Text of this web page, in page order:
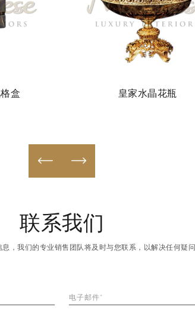
盒 皇家水晶花瓶
联系我们
，我们的专业销售团队将及时与您联系，以解决任何疑